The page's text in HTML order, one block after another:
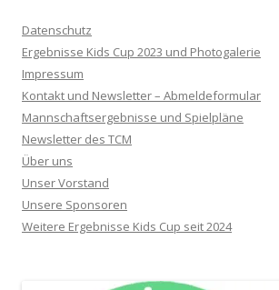
Datenschutz
Ergebnisse Kids Cup 2023 und Photogalerie
Impressum
Kontakt und Newsletter – Abmeldeformular
Mannschaftsergebnisse und Spielpläne
Newsletter des TCM
Über uns
Unser Vorstand
Unsere Sponsoren
Weitere Ergebnisse Kids Cup seit 2024